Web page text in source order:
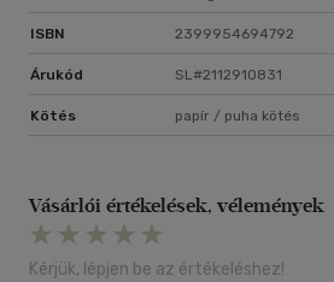
ISBN 2399954694792
Árukód SL#2112910831
Kötés papír / puha kötés
Vásárlói értékelések, vélemények
Kérjük, lépjen be az értékeléshez!